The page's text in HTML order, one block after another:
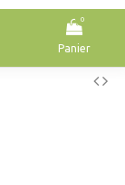
0
Panier